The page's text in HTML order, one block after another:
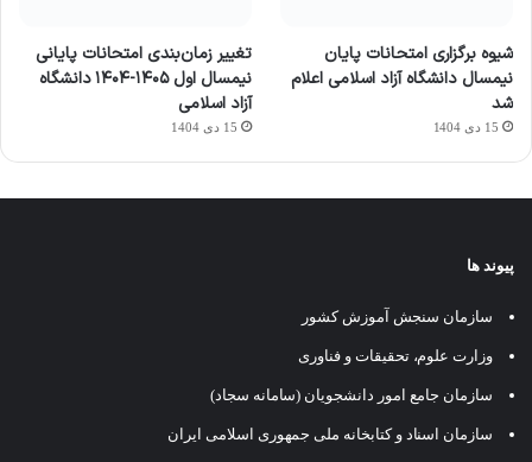
شیوه برگزاری امتحانات پایان
نیمسال دانشگاه آزاد اسلامی اعلام
شد
15 دی 1404
تغییر زمان‌بندی امتحانات پایانی
نیمسال اول ۱۴۰۵-۱۴۰۴ دانشگاه
آزاد اسلامی
15 دی 1404
پیوند ها
سازمان سنجش آموزش کشور
وزارت علوم، تحقیقات و فناوری
سازمان جامع امور دانشجویان (سامانه سجاد)
سازمان اسناد و کتابخانه ملی جمهوری اسلامی ایران